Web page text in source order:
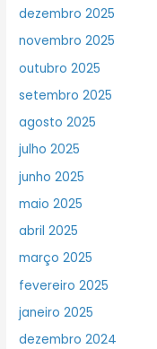
dezembro 2025
novembro 2025
outubro 2025
setembro 2025
agosto 2025
julho 2025
junho 2025
maio 2025
abril 2025
março 2025
fevereiro 2025
janeiro 2025
dezembro 2024